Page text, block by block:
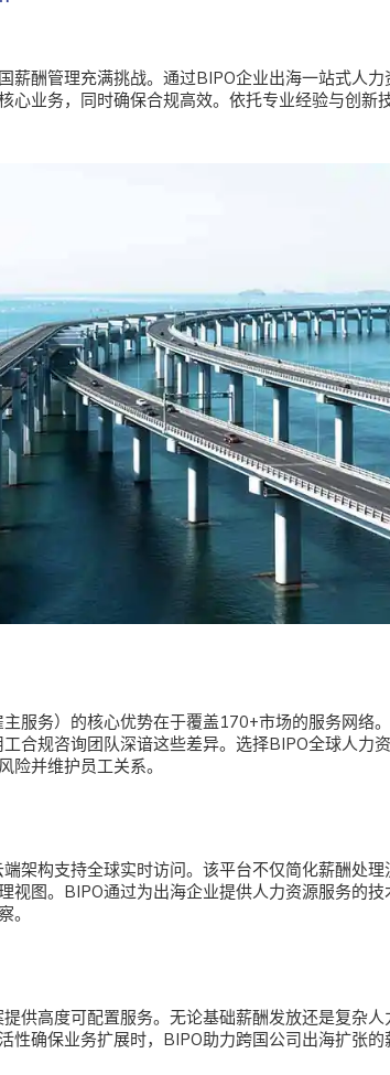
薪酬管理充满挑战。通过BIPO企业出海一站式人
心业务，同时确保合规高效。依托专业经验与创新
服务） 的核心优势在于覆盖170+市场的服务网络
合规咨询团队深谙这些差异。选择BIPO全球人力
险并维护员工关系。
端架构支持全球实时访问。该平台不仅简化薪酬处
视图。BIPO通过为出海企业提供人力资源服务的
。
提供高度可配置服务。无论基础薪酬发放还是复杂
性确保业务扩展时，BIPO助力跨国公司出海扩张